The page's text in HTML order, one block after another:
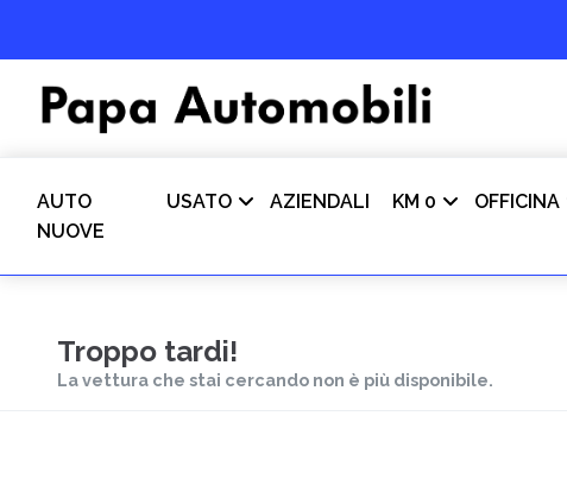
AUTO
NUOVE
USATO AZIENDALI KM 0 OFFICINA
Troppo tardi!
La vettura che stai cercando non è più disponibile.